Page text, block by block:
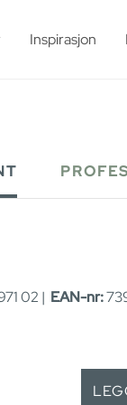
Inspirasjon
02 | EAN-nr: